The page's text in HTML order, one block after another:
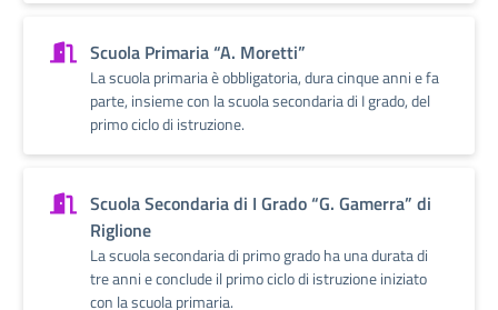
Scuola Primaria “A. Moretti”
La scuola primaria è obbligatoria, dura cinque anni e fa
parte, insieme con la scuola secondaria di I grado, del
primo ciclo di istruzione.
Scuola Secondaria di I Grado “G. Gamerra” di
Riglione
La scuola secondaria di primo grado ha una durata di
tre anni e conclude il primo ciclo di istruzione iniziato
con la scuola primaria.